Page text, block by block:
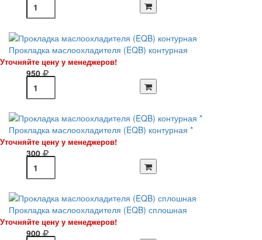
Прокладка маслоохладителя (EQB) контурная
Уточняйте цену у менеджеров!
950
Прокладка маслоохладителя (EQB) контурная *
Уточняйте цену у менеджеров!
300
Прокладка маслоохладителя (EQB) сплошная
Уточняйте цену у менеджеров!
900